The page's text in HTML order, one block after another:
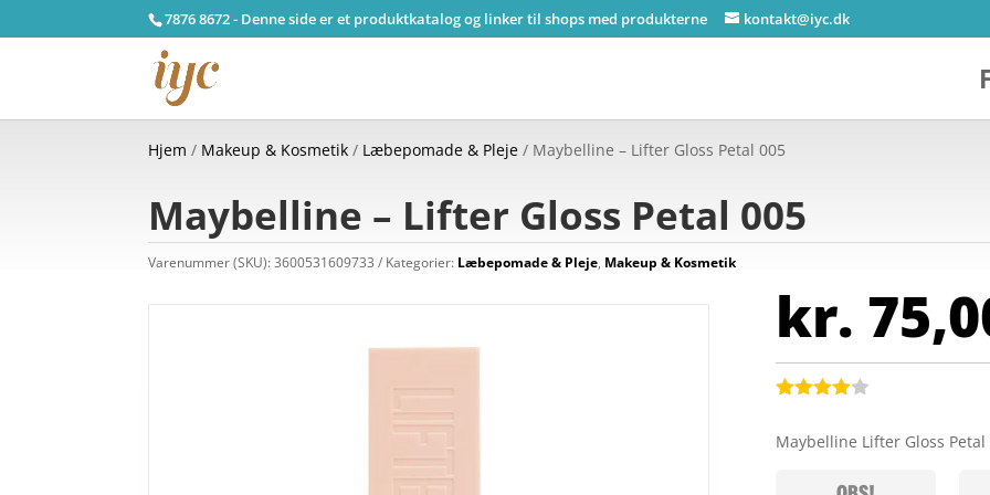
7876 8672 - Denne side er et produktkatalog og linker til shops med produkterne kontakt@iyc.dk
Hjem / Makeup & Kosmetik / Læbepomade & Pleje / Maybelline – Lifter Gloss Petal 005
Maybelline – Lifter Gloss Petal 005
Varenummer (SKU):3600531609733 Kategorier: Læbepomade & Pleje, Makeup & Kosmetik
kr.
ud af 5
Maybelline Lifter Gloss